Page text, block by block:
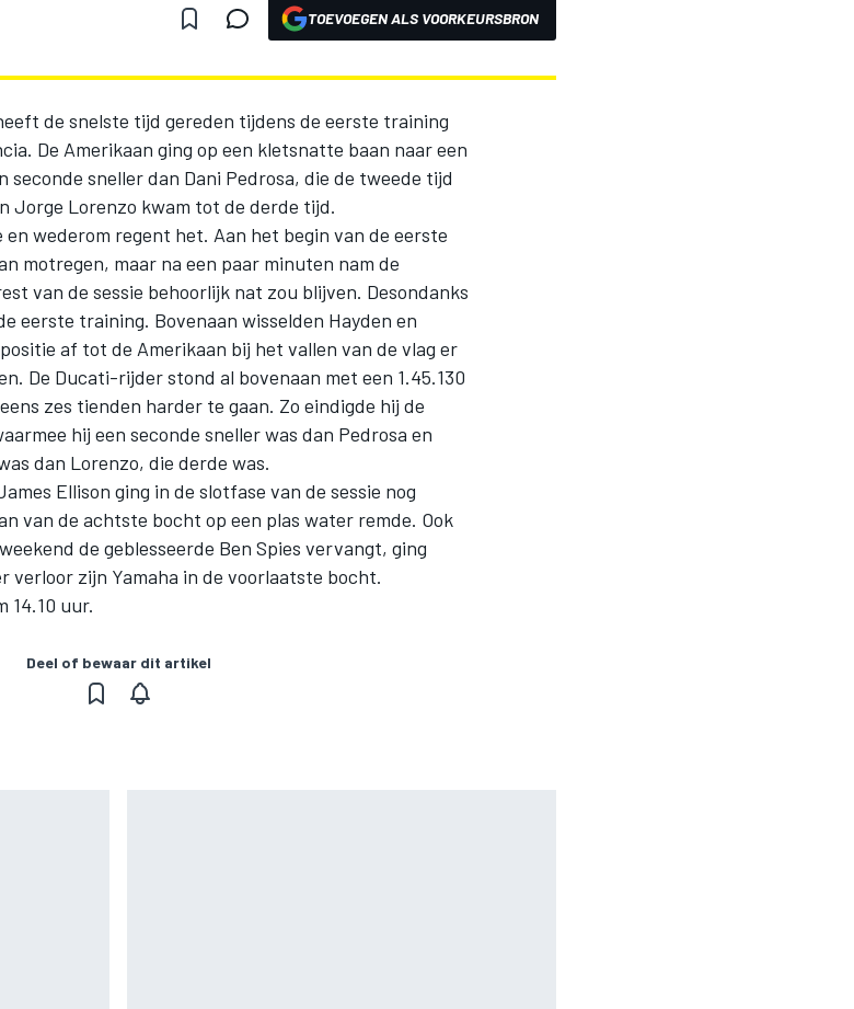
TOEVOEGEN ALS VOORKEURSBRON
de snelste tijd gereden tijdens de eerste training
De Amerikaan ging op een kletsnatte baan naar een
seconde sneller dan Dani Pedrosa, die de tweede tijd
Jorge Lorenzo kwam tot de derde tijd.
en wederom regent het. Aan het begin van de eerste
motregen, maar na een paar minuten nam de
van de sessie behoorlijk nat zou blijven. Desondanks
eerste training. Bovenaan wisselden Hayden en
af tot de Amerikaan bij het vallen van de vlag er
De Ducati-rijder stond al bovenaan met een 1.45.130
zes tienden harder te gaan. Zo eindigde hij de
hij een seconde sneller was dan Pedrosa en
dan Lorenzo, die derde was.
Ellison ging in de slotfase van de sessie nog
van de achtste bocht op een plas water remde. Ook
de geblesseerde Ben Spies vervangt, ging
verloor zijn Yamaha in de voorlaatste bocht.
14.10 uur.
Deel of bewaar dit artikel